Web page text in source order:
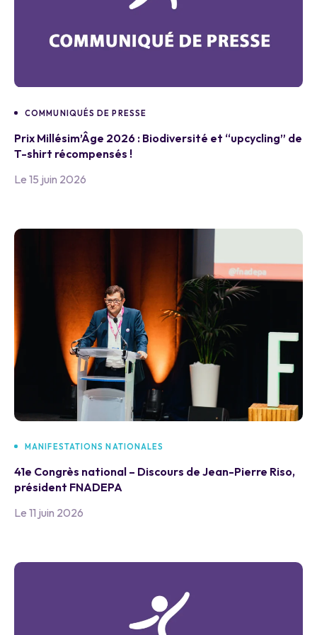
COMMUNIQUÉS DE PRESSE
Prix Millésim’Âge 2026 : Biodiversité et “upcycling” de
T-shirt récompensés !
Le 15 juin 2026
MANIFESTATIONS NATIONALES
41e Congrès national – Discours de Jean-Pierre Riso,
président FNADEPA
Le 11 juin 2026